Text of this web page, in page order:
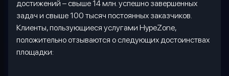
достижений – свыше 14 млн. успешно завершенных
задач и свыше 100 тысяч постоянных заказчиков.
Клиенты, пользующиеся услугами HypeZone,
положительно отзываются о следующих достоинствах
площадки: